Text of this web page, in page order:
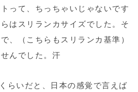
って、ちっちゃいじゃないです
はスリランカサイズでした。そ
、（こちらもスリランカ基準）
んでした。汗
らいだと、日本の感覚で言えば